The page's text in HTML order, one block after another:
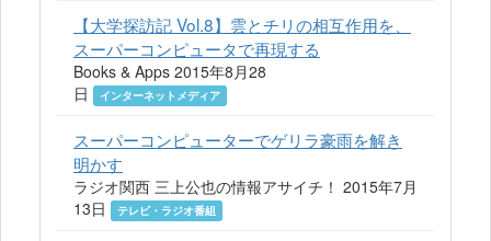
【大学探訪記 Vol.8】雲とチリの相互作用を、
スーパーコンピュータで再現する
Books & Apps 2015年8月28
日
インターネットメディア
スーパーコンピューターでゲリラ豪雨を解き
明かす
ラジオ関西 三上公也の情報アサイチ！ 2015年7月
13日
テレビ・ラジオ番組